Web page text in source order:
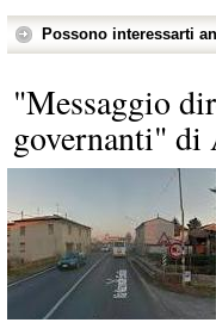
Possono interessarti
"Messaggio
governanti"